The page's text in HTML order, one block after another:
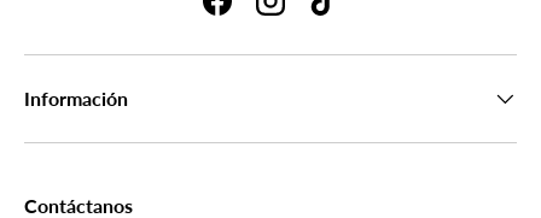
FacebookInstagramTikTok
Información
Contáctanos